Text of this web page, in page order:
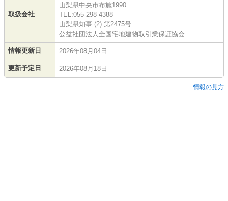
取扱会社
山梨県中央市布施1990
TEL:055-298-4388
山梨県知事 (2) 第2475号
公益社団法人全国宅地建物取引業保証協会
情報更新日 2026年08月04日
更新予定日 2026年08月18日
情報の見方